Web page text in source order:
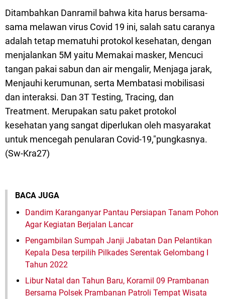
Ditambahkan Danramil bahwa kita harus bersama-
sama melawan virus Covid 19 ini, salah satu caranya
adalah tetap mematuhi protokol kesehatan, dengan
menjalankan 5M yaitu Memakai masker, Mencuci
tangan pakai sabun dan air mengalir, Menjaga jarak,
Menjauhi kerumunan, serta Membatasi mobilisasi
dan interaksi. Dan 3T Testing, Tracing, dan
Treatment. Merupakan satu paket protokol
kesehatan yang sangat diperlukan oleh masyarakat
untuk mencegah penularan Covid-19,"pungkasnya.
(Sw-Kra27)
BACA JUGA
Dandim Karanganyar Pantau Persiapan Tanam Pohon
Agar Kegiatan Berjalan Lancar
Pengambilan Sumpah Janji Jabatan Dan Pelantikan
Kepala Desa terpilih Pilkades Serentak Gelombang I
Tahun 2022
Libur Natal dan Tahun Baru, Koramil 09 Prambanan
Bersama Polsek Prambanan Patroli Tempat Wisata